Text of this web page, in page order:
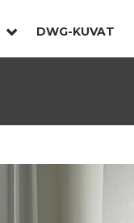
DWG-KUVAT